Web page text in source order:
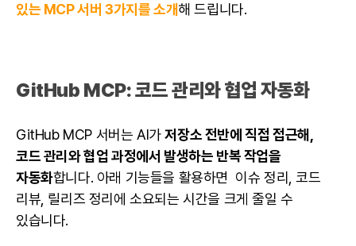
있는 MCP 서버 3가지를 소개해 드립니다.
GitHub MCP: 코드 관리와 협업 자동화
GitHub MCP 서버는 AI가저장소 전반에 직접 접근해,
코드 관리와 협업 과정에서 발생하는 반복 작업을
자동화합니다. 아래 기능들을 활용하면 이슈 정리, 코드
리뷰, 릴리즈 정리에 소요되는 시간을 크게 줄일 수
있습니다.